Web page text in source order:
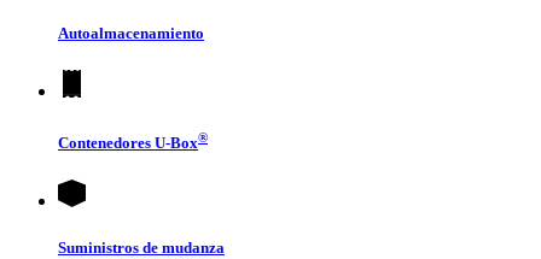
Autoalmacenamiento
Contenedores U-Box®
Suministros de mudanza